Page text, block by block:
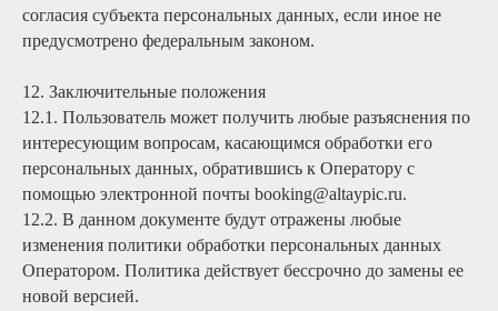
согласия субъекта персональных данных, если иное не
предусмотрено федеральным законом.
12. Заключительные положения
12.1. Пользователь может получить любые разъяснения по
интересующим вопросам, касающимся обработки его
персональных данных, обратившись к Оператору с
помощью электронной почты booking@altaypic.ru.
12.2. В данном документе будут отражены любые
изменения политики обработки персональных данных
Оператором. Политика действует бессрочно до замены ее
новой версией.